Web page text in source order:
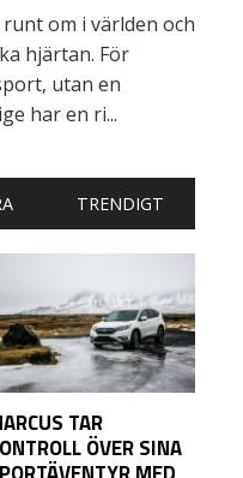
om i världen och
hjärtan. För
utan en
har en ri...
TRENDIGT
TAR
ÖVER SINA